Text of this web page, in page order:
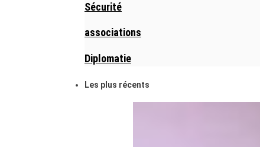
Sécurité
associations
Diplomatie
Les plus récents